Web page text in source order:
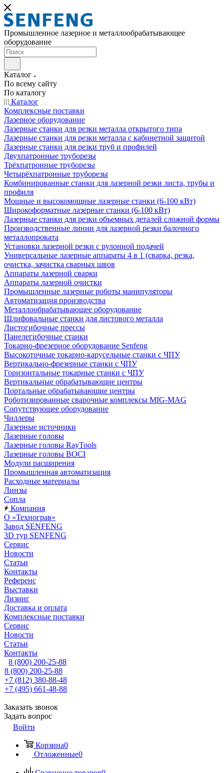
Промышленное лазерное и металлообрабатывающее
оборудование
Каталог
По всему сайту
По каталогу
Каталог
Комплексные поставки
Лазерное оборудование
Лазерные станки для резки металла открытого типа
Лазерные станки для резки металла с кабинетной защитой
Лазерные станки для резки труб и профилей
Двухпатронные труборезы
Трёхпатронные труборезы
Четырёхпатронные труборезы
Комбинированные станки для лазерной резки листа, трубы и
профиля
Мощные и высокомощные лазерные станки (6-100 кВт)
Широкоформатные лазерные станки (6-100 кВт)
Лазерные станки для резки объемных деталей сложной формы
Производственные линии для лазерной резки балочного
металлопроката
Установки лазерной резки с рулонной подачей
Универсальные лазерные аппараты 4 в 1 (сварка, резка,
очистка, зачистка сварных швов
Аппараты лазерной сварки
Аппараты лазерной очистки
Промышленные лазерные роботы манипуляторы
Автоматизация производства
Металлообрабатывающее оборудование
Шлифовальные станки для листового металла
Листогибочные прессы
Панелегибочные станки
Токарно-фрезерное оборудование Senfeng
Высокоточные токарно-карусельные станки с ЧПУ
Вертикально-фрезерные станки с ЧПУ
Горизонтальные токарные станки с ЧПУ
Вертикальные обрабатывающие центры
Портальные обрабатывающие центры
Роботизированные сварочные комплексы MIG-MAG
Сопутствующее оборудование
Чиллеры
Лазерные источники
Лазерные головы
Лазерные головы RayTools
Лазерные головы BOCI
Модули расширения
Промышленная автоматизация
Расходные материалы
Линзы
Сопла
Компания
О «Технограв»
Завод SENFENG
3D тур SENFENG
Сервис
Новости
Статьи
Контакты
Референс
Выставки
Лизинг
Доставка и оплата
Комплексные поставки
Сервис
Новости
Статьи
Контакты
8 (800) 200-25-88
8 (800) 200-25-88
+7 (812) 380-88-48
+7 (495) 661-48-88
Заказать звонок
Задать вопрос
Войти
Корзина0
Отложенные0